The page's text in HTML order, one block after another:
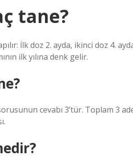
tane?
İlk doz 2. ayda, ikinci doz 4.
ilk yılına denk gelir.
cevabı 3’tür. Toplam 3